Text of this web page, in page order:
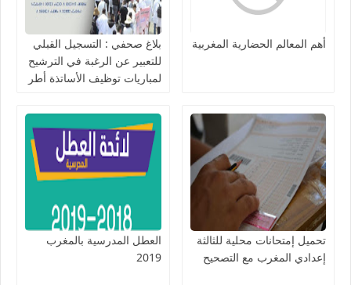
أهم المعالم الحضارية المغربية‎
بلاغ صحفي : التسجيل القبلي
للتعبير عن الرغبة في الترشيح
لمباريات توظيف الأساتذة أطر
تحميل إمتحانات محلية للثالثة
إعدادي المغرب مع التصحيح
العطل المدرسية بالمغرب
2019